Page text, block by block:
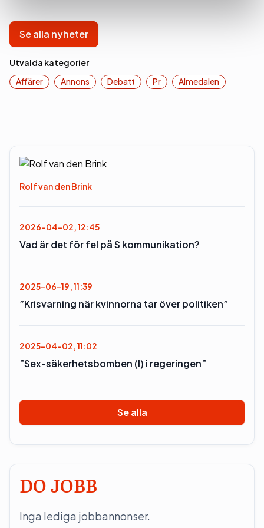
Se alla nyheter
Utvalda kategorier
Affärer
Annons Debatt Pr Almedalen
Rolf van den Brink
2026-04-02, 12:45
Vad är det för fel på S kommunikation?
2025-06-19, 11:39
”Krisvarning när kvinnorna tar över politiken”
2025-04-02, 11:02
”Sex-säkerhetsbomben (l) i regeringen”
Se alla
DO JOBB
Inga lediga jobbannonser.